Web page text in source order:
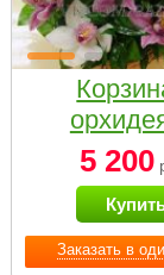
Заказать в
малая
5 200